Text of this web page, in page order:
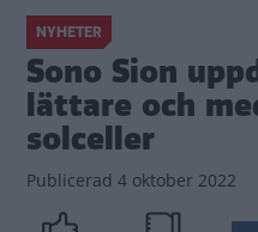
NYHETER
Sono Sion
lättare och
solceller
Publicerad 4 oktober 2022